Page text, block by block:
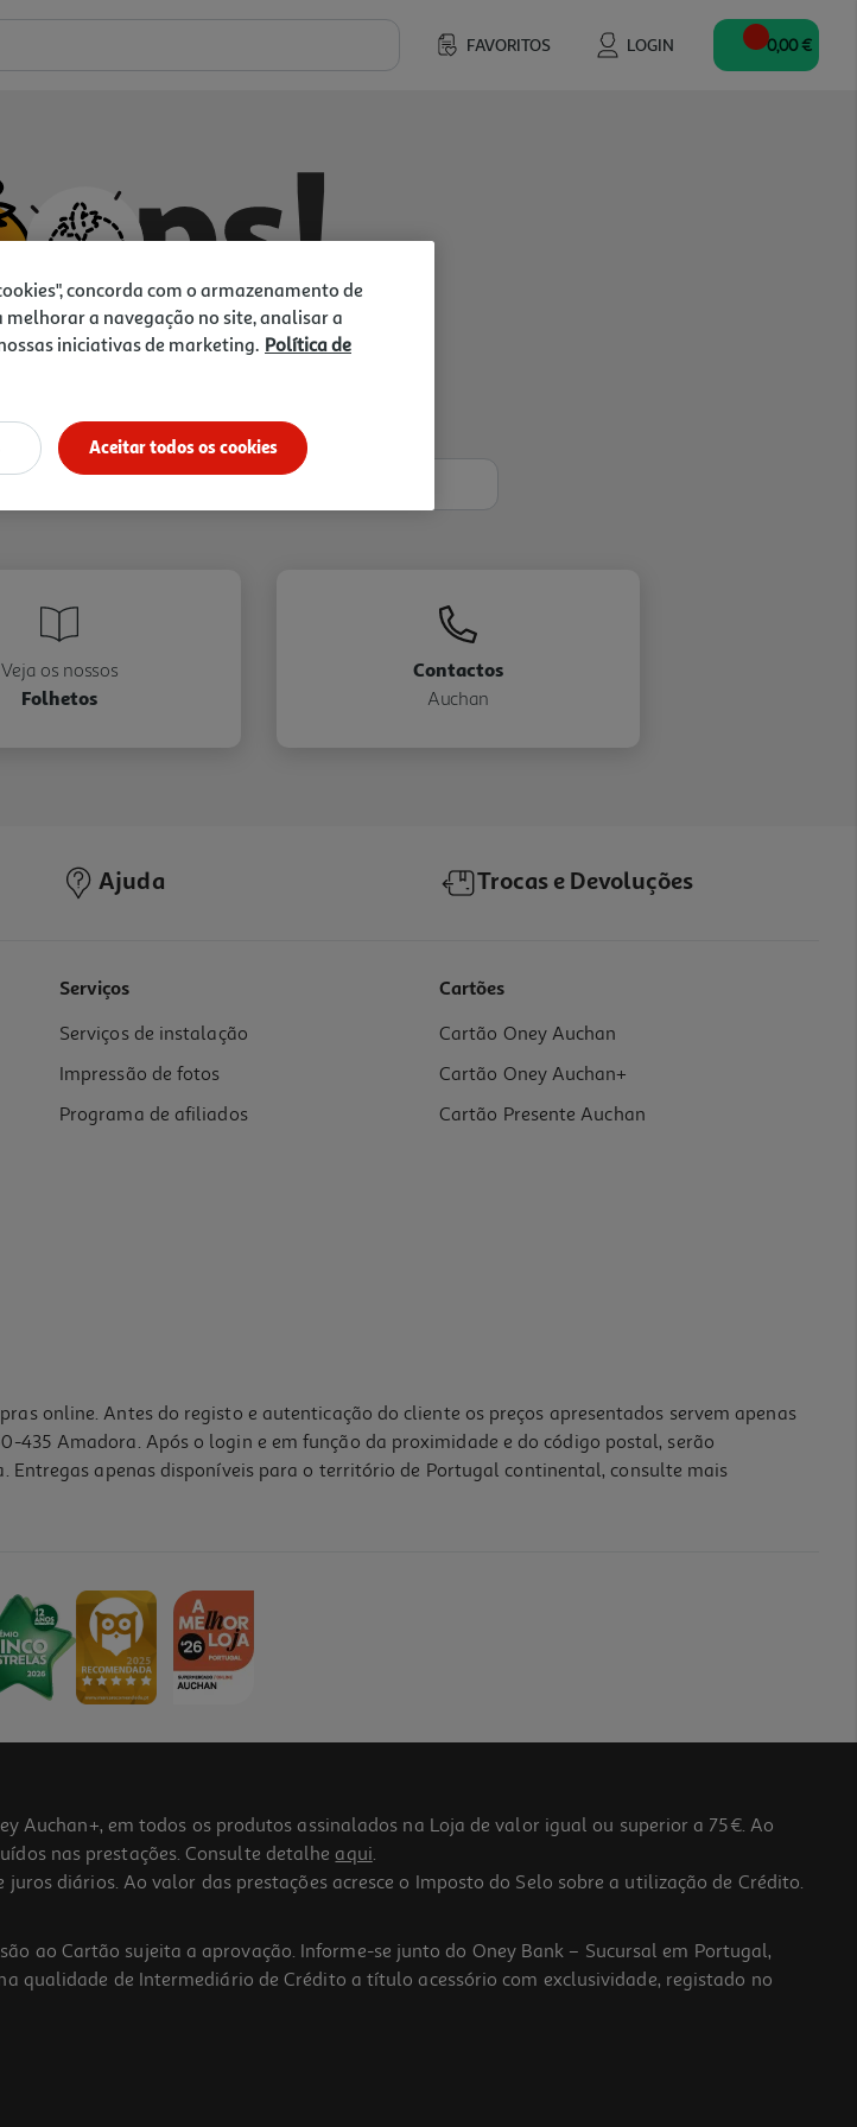
FAVORITOS LOGIN 0,00 €
de novo?
Veja os nossos
Folhetos
Contactos
Auchan
Ajuda Trocas e Devoluções
Serviços
Serviços de instalação
Impressão de fotos
Programa de afiliados
Cartões
Cartão Oney Auchan
Cartão Oney Auchan+
Cartão Presente Auchan
online. Antes do registo e autenticação do cliente os preços apresentados servem apenas
Amadora. Após o login e em função da proximidade e do código postal, serão
Entregas apenas disponíveis para o território de Portugal continental, consulte mais
Auchan+, em todos os produtos assinalados na Loja de valor igual ou superior a 75€. Ao
nas prestações. Consulte detalhe aqui.
diários. Ao valor das prestações acresce o Imposto do Selo sobre a utilização de Crédito.
ao Cartão sujeita a aprovação. Informe-se junto do Oney Bank – Sucursal em Portugal,
qualidade de Intermediário de Crédito a título acessório com exclusividade, registado no
concorda com o armazenamento de
a navegação no site, analisar a
iniciativas de marketing. Política de
Aceitar todos os cookies